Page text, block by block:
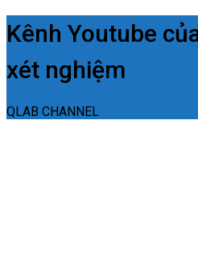
Kênh Youtube
xét nghiệm
QLAB CHANNEL